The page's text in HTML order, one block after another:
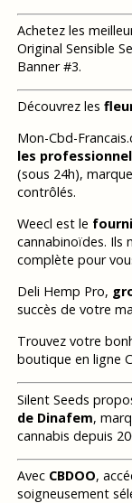
Achetez les
Original Sensible
Banner #3.
Découvrez les
Mon-Cbd-
les
(sous 24h),
contrôlés.
Weecl est le
cannabinoïdes. Ils
complète pour
Deli Hemp Pro,
succès de votre
Trouvez votre
boutique en ligne
Silent Seeds
de Dinafem,
cannabis depuis
Avec CBDOO,
soigneusement